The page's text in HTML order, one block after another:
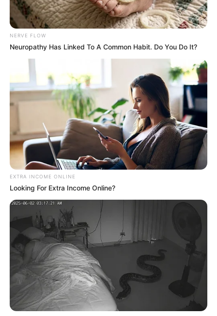
NERVE FLOW
Neuropathy Has Linked To A Common Habit. Do You Do It?
EXTRA INCOME ONLINE
Looking For Extra Income Online?